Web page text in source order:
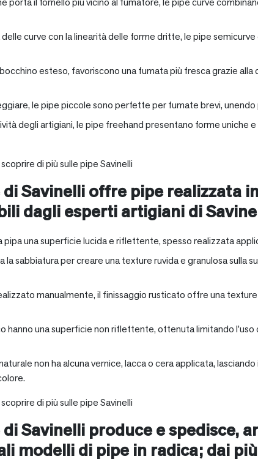
delle curve con la linearità delle forme dritte, le pipe
esteso, favoriscono una fumata più fresca grazie
le pipe piccole sono perfette per fumate brevi,
degli artigiani, le pipe freehand presentano forme uniche
di più sulle pipe Savinelli
Savinelli offre pipe realizzata
dagli esperti artigiani di
pipa una superficie lucida e riflettente, spesso realizzata
la sabbiatura per creare una texture ruvida e granulosa sulla
manualmente, il finissaggio rusticato offre una
hanno una superficie non riflettente, ottenuta limitando
non ha alcuna vernice, lacca o cera applicata,
di più sulle pipe Savinelli
Savinelli produce e spedisce,
modelli di pipe in radica; dai